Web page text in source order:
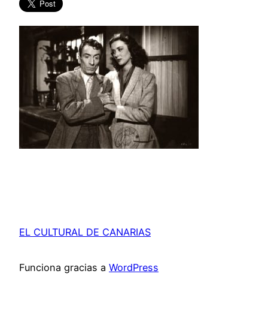
EL CULTURAL DE CANARIAS
Funciona gracias a WordPress